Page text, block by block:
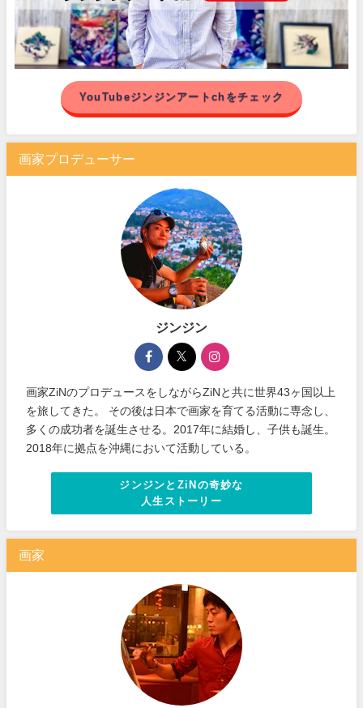
YouTubeジンジンアートchをチェック
画家プロデューサー
ジンジン
画家ZiNのプロデュースをしながらZiNと共に世界43ヶ国以上
を旅してきた。 その後は日本で画家を育てる活動に専念し、
多くの成功者を誕生させる。2017年に結婚し、子供も誕生。
2018年に拠点を沖縄において活動している。
ジンジンとZiNの奇妙な
人生ストーリー
画家